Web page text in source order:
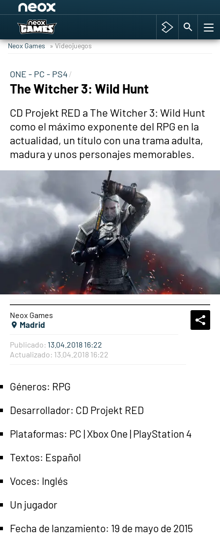
Hyrule Warriors: La Era del Cataclismo
Cyberpunk 2077
Asia peculiar tradición
Neox Games » Videojuegos
ONE - PC - PS4
The Witcher 3: Wild Hunt
CD Projekt RED a The Witcher 3: Wild Hunt
como el máximo exponente del RPG en la
actualidad, un título con una trama adulta,
madura y unos personajes memorables.
Neox Games
Madrid
Publicado: 13.04.2018 16:22
Actualizado: 13.04.2018 16:22
Géneros: RPG
Desarrollador: CD Projekt RED
Plataformas: PC | Xbox One | PlayStation 4
Textos: Español
Voces: Inglés
Un jugador
Fecha de lanzamiento: 19 de mayo de 2015